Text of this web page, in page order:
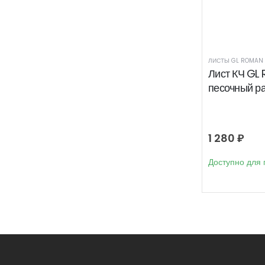
ЛИСТЫ GL ROMAN
Лист КЧ GL
песочный
1 280 ₽
Доступно для